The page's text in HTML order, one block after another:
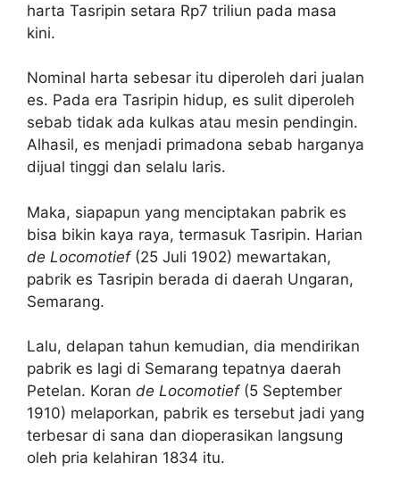
harta Tasripin setara Rp7 triliun pada masa
kini.
Nominal harta sebesar itu diperoleh dari jualan
es. Pada era Tasripin hidup, es sulit diperoleh
sebab tidak ada kulkas atau mesin pendingin.
Alhasil, es menjadi primadona sebab harganya
dijual tinggi dan selalu laris.
Maka, siapapun yang menciptakan pabrik es
bisa bikin kaya raya, termasuk Tasripin. Harian
de Locomotief(25 Juli 1902) mewartakan,
pabrik es Tasripin berada di daerah Ungaran,
Semarang.
Lalu, delapan tahun kemudian, dia mendirikan
pabrik es lagi di Semarang tepatnya daerah
Petelan. Koran de Locomotief(5 September
1910) melaporkan, pabrik es tersebut jadi yang
terbesar di sana dan dioperasikan langsung
oleh pria kelahiran 1834 itu.